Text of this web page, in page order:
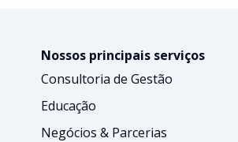
Nossos principais serviços
Consultoria de Gestão
Educação
Negócios & Parcerias